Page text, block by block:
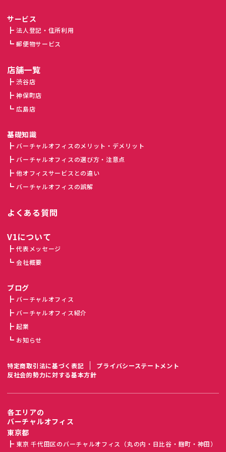
サービス
法人登記・住所利用
郵便物サービス
店舗一覧
渋谷店
神保町店
広島店
基礎知識
バーチャルオフィスのメリット・デメリット
バーチャルオフィスの選び方・注意点
他オフィスサービスとの違い
バーチャルオフィスの誤解
よくある質問
V1について
代表メッセージ
会社概要
ブログ
バーチャルオフィス
バーチャルオフィス紹介
起業
お知らせ
特定商取引法に基づく表記
プライバシーステートメント
反社会的勢力に対する基本方針
各エリアの
バーチャルオフィス
東京都
東京 千代田区のバーチャルオフィス（丸の内・日比谷・麹町・神田）